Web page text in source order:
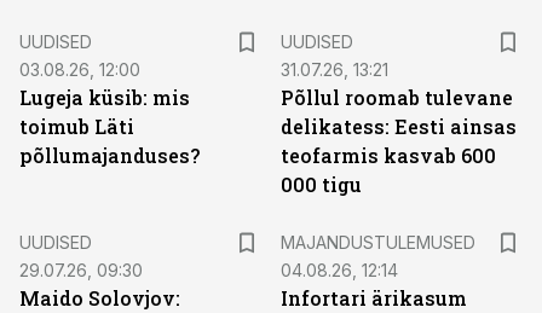
UUDISED
03.08.26, 12:00
Lugeja küsib: mis
toimub Läti
põllumajanduses?
UUDISED
31.07.26, 13:21
Põllul roomab tulevane
delikatess: Eesti ainsas
teofarmis kasvab 600
000 tigu
UUDISED
29.07.26, 09:30
Maido Solovjov:
MAJANDUSTULEMUSED
04.08.26, 12:14
Infortari ärikasum